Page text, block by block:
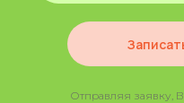
Отправляя заявку,